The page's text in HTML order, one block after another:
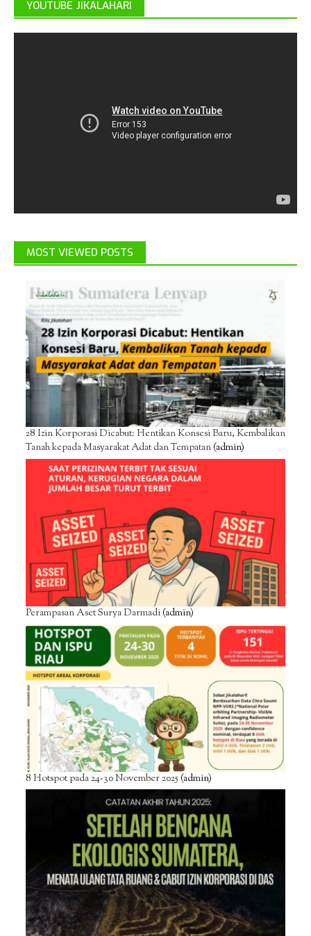
YOUTUBE JIKALAHARI
MOST VIEWED POSTS
28 Izin Korporasi Dicabut: Hentikan Konsesi Baru, Kembalikan
Tanah kepada Masyarakat Adat dan Tempatan(admin)
Perampasan Aset Surya Darmadi(admin)
8 Hotspot pada 24-30 November 2025(admin)